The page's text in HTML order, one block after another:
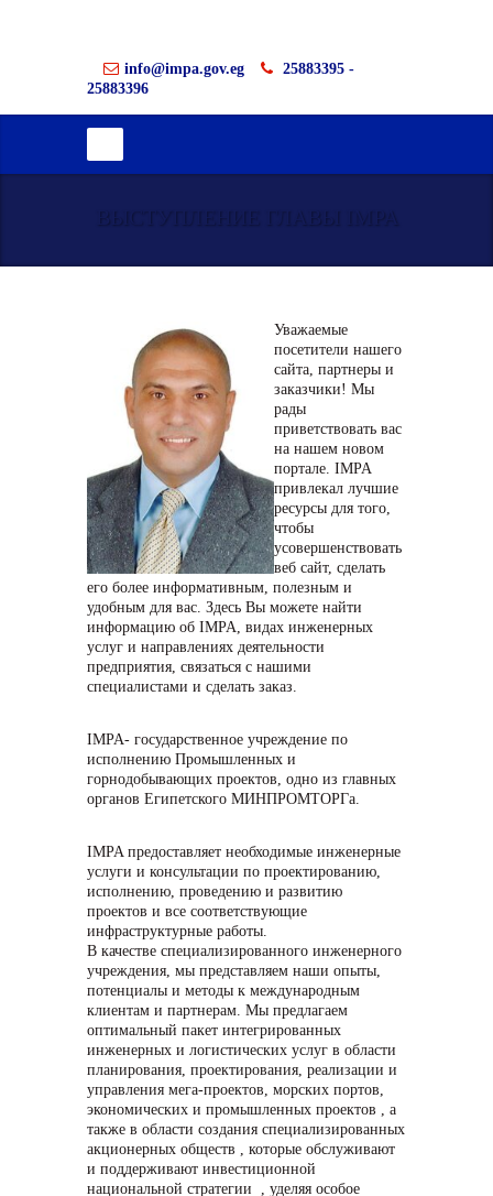
info@impa.gov.eg
25883395 -
25883396
ВЫСТУПЛЕНИЕ ГЛАВЫ IMPA
Уважаемые
посетители нашего
сайта, партнеры и
заказчики! Мы
рады
приветствовать вас
на нашем новом
портале. IMPA
привлекал лучшие
ресурсы для того,
чтобы
усовершенствовать
веб сайт, сделать
его более информативным, полезным и
удобным для вас. Здесь Вы можете найти
информацию об IMPA, видах инженерных
услуг и направлениях деятельности
предприятия, связаться с нашими
специалистами и сделать заказ.
IMPA- государственное учреждение по
исполнению Промышленных и
горнодобывающих проектов, одно из главных
органов Египетского МИНПРОМТОРГа.
IMPA предоставляет необходимые инженерные
услуги и консультации по проектированию,
исполнению, проведению и развитию
проектов и все соответствующие
инфраструктурные работы.
В качестве специализированного инженерного
учреждения, мы представляем наши опыты,
потенциалы и методы к международным
клиентам и партнерам. Мы предлагаем
оптимальный пакет интегрированных
инженерных и логистических услуг в области
планирования, проектирования, реализации и
управления мега-проектов, морских портов,
экономических и промышленных проектов , а
также в области создания специализированных
акционерных обществ , которые обслуживают
и поддерживают инвестиционной
национальной стратегии , уделяя особое